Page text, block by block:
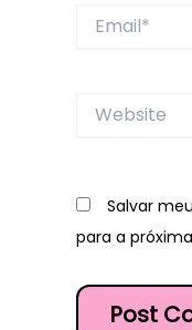
Website
Salvar
para a